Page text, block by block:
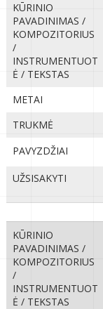
KŪRINIO
PAVADINIMAS /
KOMPOZITORIUS
/
INSTRUMENTUOT
Ė / TEKSTAS
METAI
TRUKMĖ
PAVYZDŽIAI
UŽSISAKYTI
KŪRINIO
PAVADINIMAS /
KOMPOZITORIUS
/
INSTRUMENTUOT
Ė / TEKSTAS